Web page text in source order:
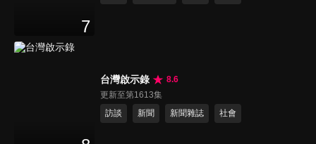
7
台灣啟示錄
8.6
更新至第1613集
訪談
新聞 新聞雜誌 社會